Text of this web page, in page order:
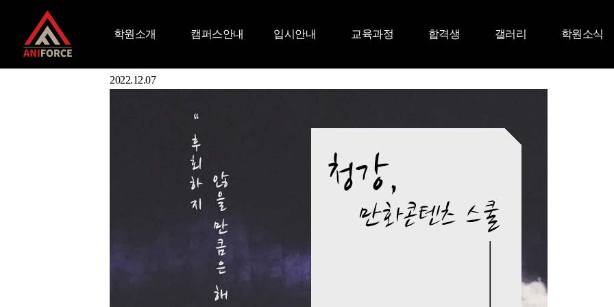
학원소개 캠퍼스안내 입시안내 교육과정 합격생 갤러리 학원소식
Admitted Student
합격생 명단
합격생 인터뷰
Aniforce Interview
2022.12.07